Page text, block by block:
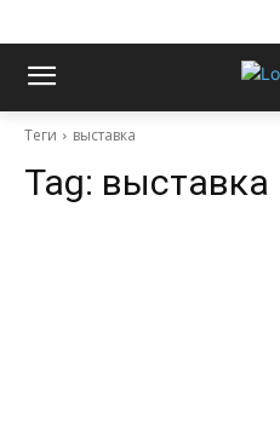
Теги выставка
Tag: выставка